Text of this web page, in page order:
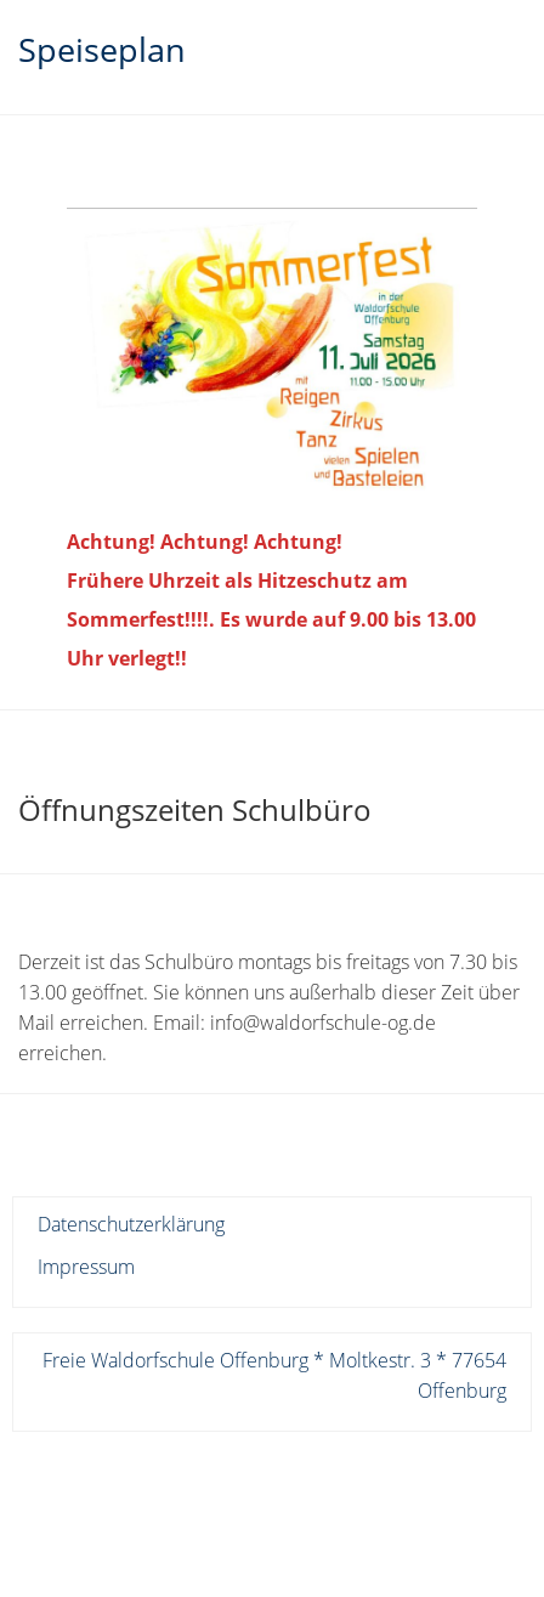
Speiseplan
Achtung! Achtung! Achtung!
Frühere Uhrzeit als Hitzeschutz am
Sommerfest!!!!. Es wurde auf 9.00 bis 13.00
Uhr verlegt!!
Öffnungszeiten Schulbüro
Derzeit ist das Schulbüro montags bis freitags von 7.30 bis
13.00 geöffnet. Sie können uns außerhalb dieser Zeit über
Mail erreichen. Email: info@waldorfschule-og.de
erreichen.
Datenschutzerklärung
Impressum
Freie Waldorfschule Offenburg * Moltkestr. 3 * 77654
Offenburg